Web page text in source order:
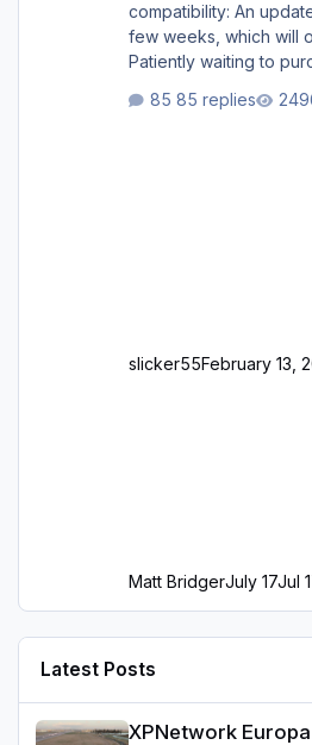
compatibility: An
few weeks, which will
Patiently waiting to
85 replies
slicker55February 13,
Matt BridgerJuly 17Jul
Latest Posts
XPNetwork Europa